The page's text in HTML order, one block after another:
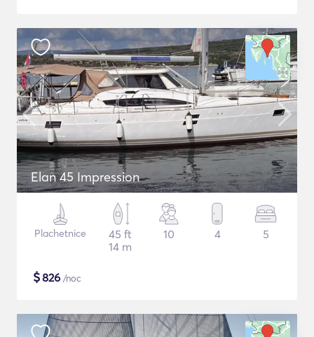
Elan 45 Impression
Plachetnice
45 ft
14 m
10 4 5
$826 /noc